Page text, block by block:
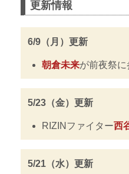
更新情報
6/9（月）更新
朝倉未来が前夜祭に
5/23（金）更新
RIZINファイター西
5/21（水）更新